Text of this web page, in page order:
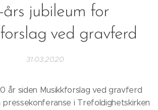
jubileum for
ved gravferd
31.03.2020
år siden Musikkforslag ved gravferd
i Trefoldighetskirken